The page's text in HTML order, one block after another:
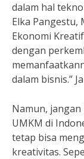
dalam hal
Elka Pangestu,
Ekonomi
dengan
dalam bisnis.”
Namun,
UMKM di
tetap bisa
kreativitas.